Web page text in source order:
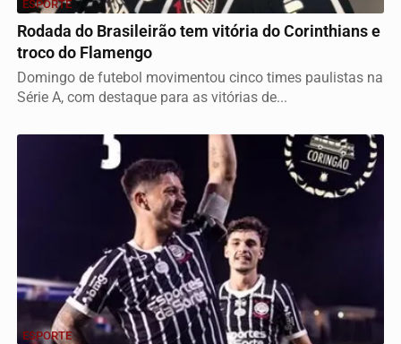
ESPORTE
Rodada do Brasileirão tem vitória do Corinthians e
troco do Flamengo
Domingo de futebol movimentou cinco times paulistas na
Série A, com destaque para as vitórias de...
ESPORTE